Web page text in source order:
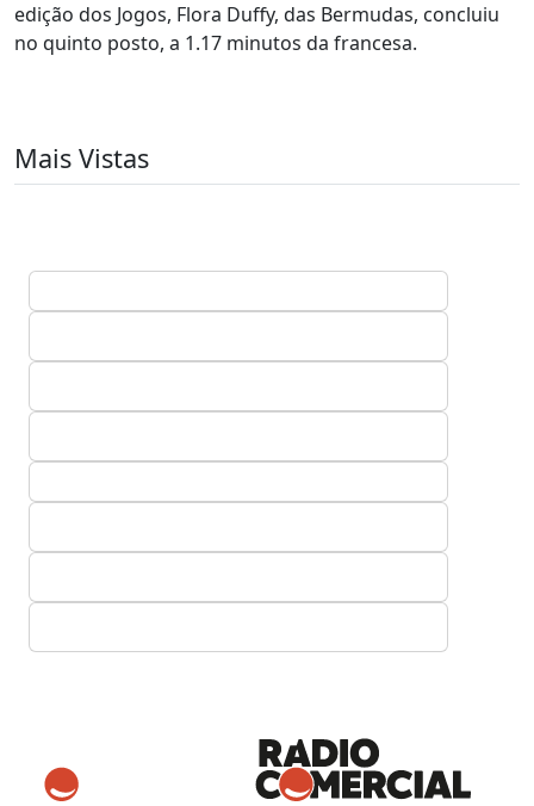
edição dos Jogos, Flora Duffy, das Bermudas, concluiu
no quinto posto, a 1.17 minutos da francesa.
Mais Vistas